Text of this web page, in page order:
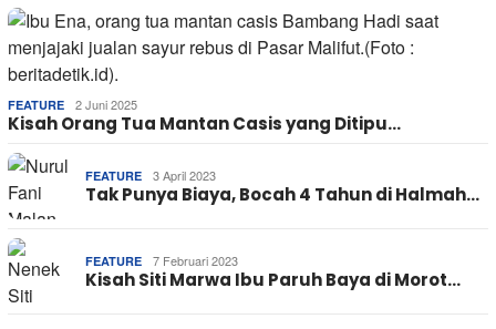
FEATURE 2 Juni 2025
Kisah Orang Tua Mantan Casis yang Ditipu…
FEATURE 3 April 2023
Tak Punya Biaya, Bocah 4 Tahun di Halmah…
FEATURE 7 Februari 2023
Kisah Siti Marwa Ibu Paruh Baya di Morot…